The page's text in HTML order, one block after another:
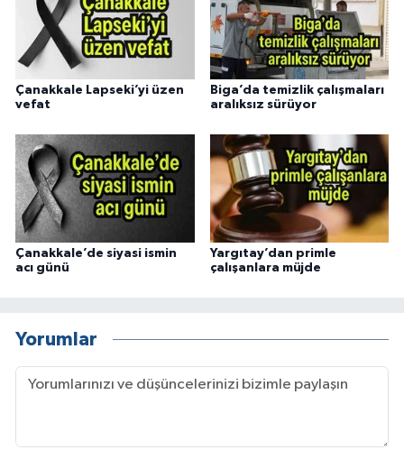
Çanakkale Lapseki’yi üzen
vefat
Biga’da temizlik çalışmaları
aralıksız sürüyor
Çanakkale’de siyasi ismin
acı günü
Yargıtay’dan primle
çalışanlara müjde
Yorumlar